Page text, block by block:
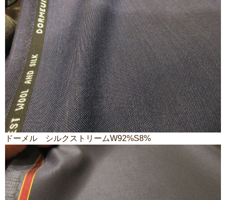
ドーメル シルクストリームW92%S8%